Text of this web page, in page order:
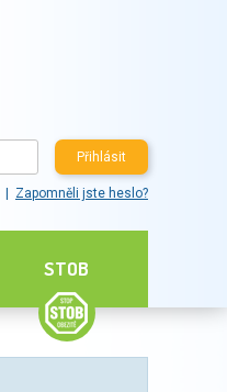
Přihlásit
Zapomněli jste heslo?
STOB